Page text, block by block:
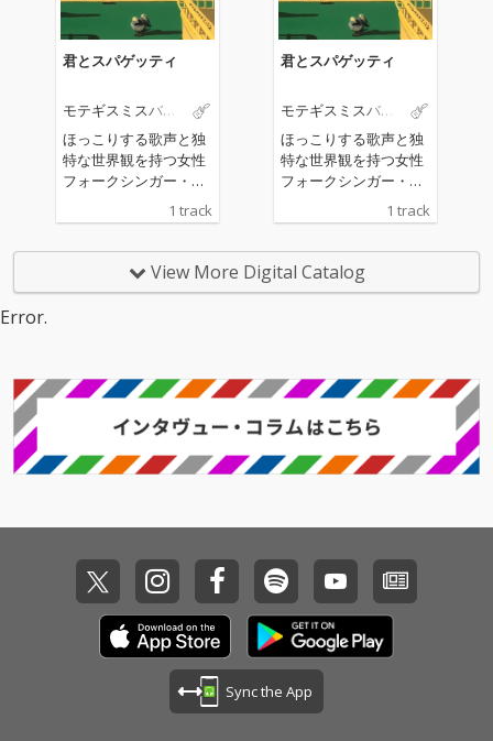
君とスパゲッティ
モテギスミスバン
ほっこりする歌声と独
特な世界観を持つ女性
フォークシンガー・モ
康的でクセになる脱力
ド、2年ぶりの渾身
作！ 星野源のラジオ番
んじじい』。さらに、
「岡田を追え!!」が登録
者数80万人を超えるお
笑い芸人・岡田康太と
曲『だいすっき』は、
ゆるくもエネルギッシ
ュなモバンドの「今」
が詰まった、渾身のリ
ードトラック！ 全11曲
に加え、CDにのみ『だ
いすっき（宅録 versio
n）』を収録した全12
1 track
君とスパゲッティ
モテギスミスバン
ほっこりする歌声と独
特な世界観を持つ女性
フォークシンガー・モ
テギスミス率いる、健
康的でクセになる脱力
ド、2年ぶりの渾身
作！ 星野源のラジオ番
んじじい』。さらに、
「岡田を追え!!」が登録
者数80万人を超えるお
笑い芸人・岡田康太と
曲『だいすっき』は、
ゆるくもエネルギッシ
ュなモバンドの「今」
が詰まった、渾身のリ
ードトラック！ 全11曲
に加え、CDにのみ『だ
n）』を収録した全12
1 track
View More Digital Catalog
Error.
Sync the App